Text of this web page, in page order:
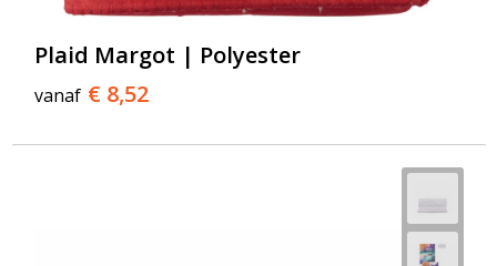
Plaid Margot | Polyester
vanaf € 8,52